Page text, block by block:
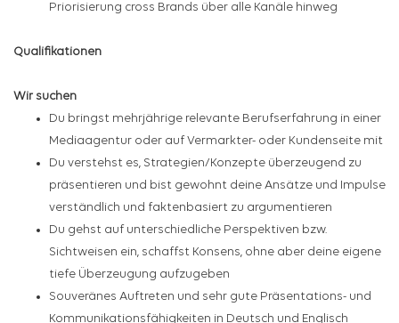
Priorisierung cross Brands über alle Kanäle hinweg
Qualifikationen
Wir suchen
Du bringst mehrjährige relevante Berufserfahrung in einer
Mediaagentur oder auf Vermarkter- oder Kundenseite mit
Du verstehst es, Strategien/Konzepte überzeugend zu
präsentieren und bist gewohnt deine Ansätze und Impulse
verständlich und faktenbasiert zu argumentieren
Du gehst auf unterschiedliche Perspektiven bzw.
Sichtweisen ein, schaffst Konsens, ohne aber deine eigene
tiefe Überzeugung aufzugeben
Souveränes Auftreten und sehr gute Präsentations- und
Kommunikationsfähigkeiten in Deutsch und Englisch